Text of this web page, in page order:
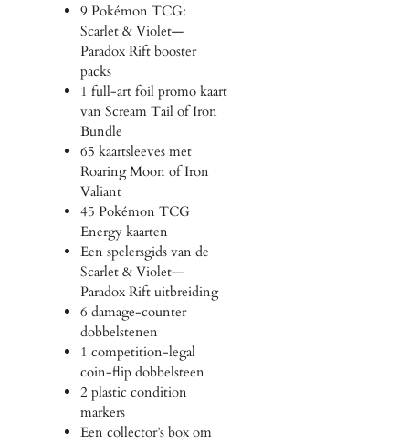
9 Pokémon TCG:
Scarlet & Violet—
Paradox Rift booster
packs
1 full-art foil promo kaart
van Scream Tail of Iron
Bundle
65 kaartsleeves met
Roaring Moon of Iron
Valiant
45 Pokémon TCG
Energy kaarten
Een spelersgids van de
Scarlet & Violet—
Paradox Rift uitbreiding
6 damage-counter
dobbelstenen
1 competition-legal
coin-flip dobbelsteen
2 plastic condition
markers
Een collector’s box om